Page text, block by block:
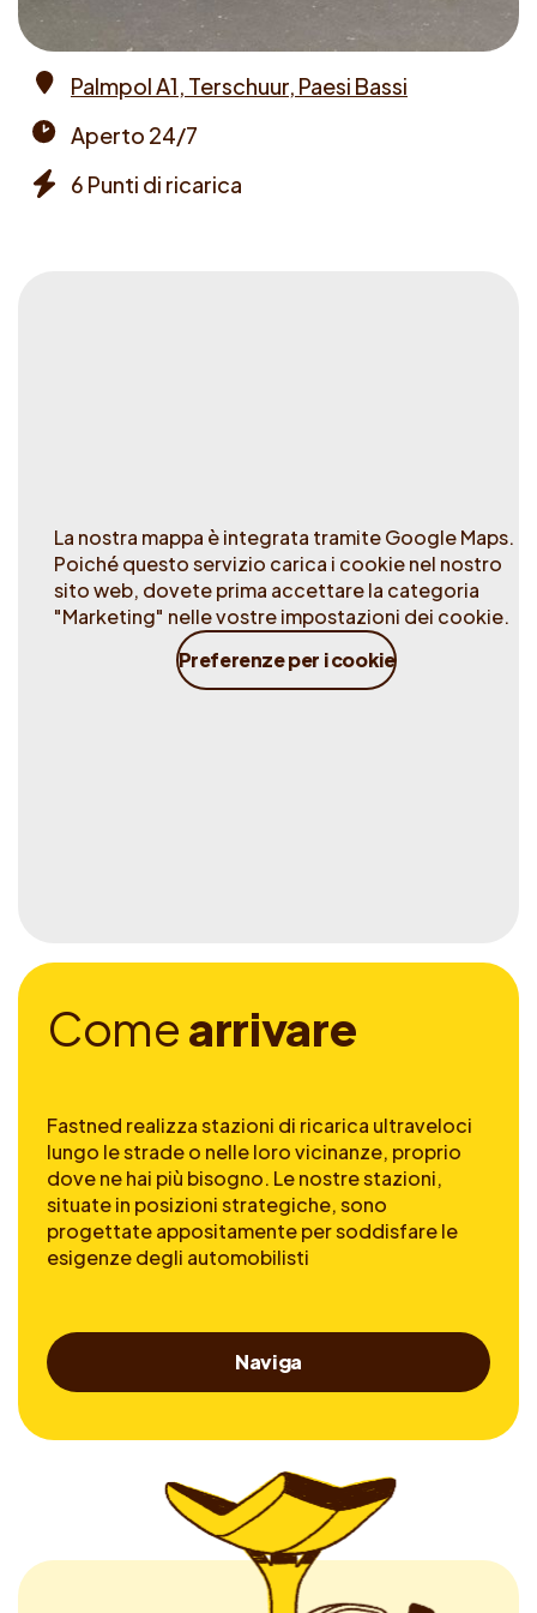
Palmpol A1, Terschuur, Paesi Bassi
times
Aperto 24/7
6 Punti di ricarica
La nostra mappa è integrata tramite Google Maps.
Poiché questo servizio carica i cookie nel nostro
sito web, dovete prima accettare la categoria
"Marketing" nelle vostre impostazioni dei cookie.
Preferenze per i cookie
Comearrivare
Fastned realizza stazioni di ricarica ultraveloci
lungo le strade o nelle loro vicinanze, proprio
dove ne hai più bisogno. Le nostre stazioni,
situate in posizioni strategiche, sono
progettate appositamente per soddisfare le
esigenze degli automobilisti
Naviga